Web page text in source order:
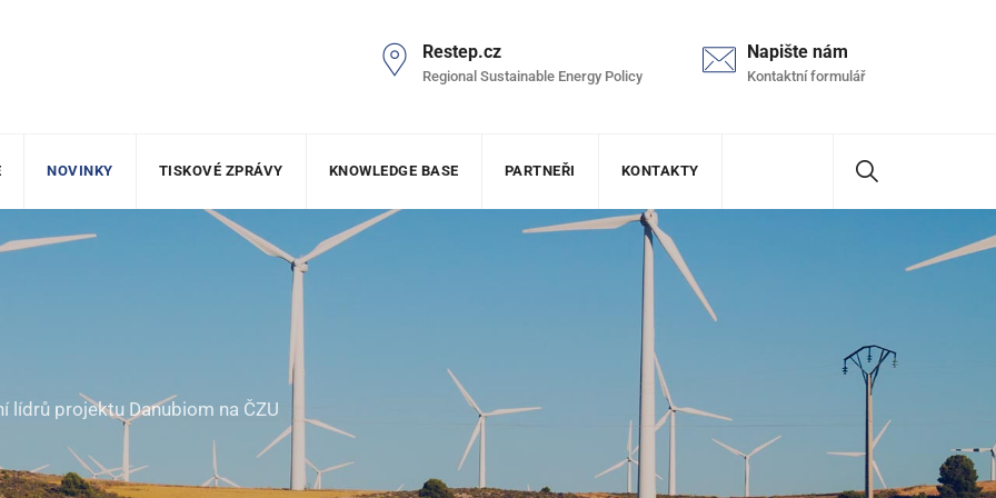
Restep.cz
Regional Sustainable Energy Policy
Napište nám
Kontaktní formulář
NOVINKY TISKOVÉ ZPRÁVY KNOWLEDGE BASE PARTNEŘI KONTAKTY
lídrů projektu Danubiom na ČZU